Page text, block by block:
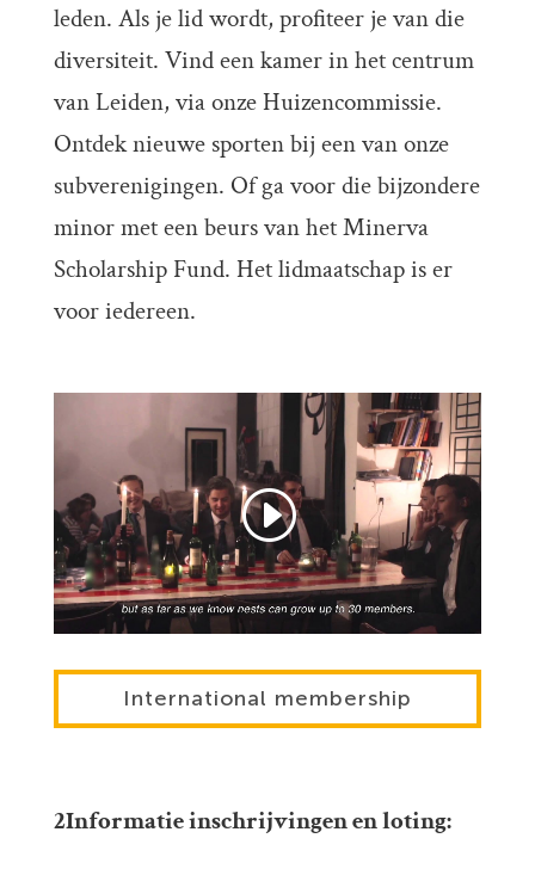
leden. Als je lid wordt, profiteer je van die
diversiteit. Vind een kamer in het centrum
van Leiden, via onze Huizencommissie.
Ontdek nieuwe sporten bij een van onze
subverenigingen. Of ga voor die bijzondere
minor met een beurs van het Minerva
Scholarship Fund. Het lidmaatschap is er
voor iedereen.
International membership
2Informatie inschrijvingen en loting: